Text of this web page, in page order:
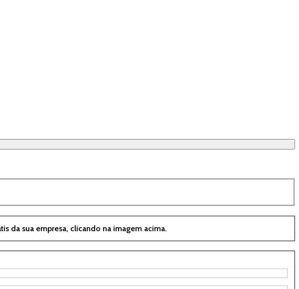
da sua empresa, clicando na imagem acima.